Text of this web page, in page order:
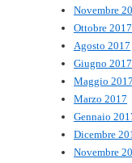
Novembre
Ottobre 2017
Agosto 2017
Giugno 2017
Maggio 2017
Marzo 2017
Gennaio
Dicembre
Novembre